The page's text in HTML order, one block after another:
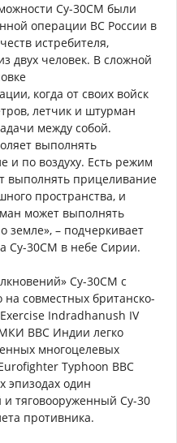
Су-30СМ были
операции ВС России в
истребителя,
двух человек. В сложной
когда от своих войск
летчик и штурман
между собой.
выполнять
и по воздуху. Есть режим
выполнять прицеливание
пространства, и
может выполнять
земле», – подчеркивает
Су-30СМ в небе Сирии.
Су-30СМ с
совместных британско-
Indradhanush IV
ВВС Индии легко
многоцелевых
Typhoon ВВС
эпизодах один
тяговооруженный Су-30
противника.